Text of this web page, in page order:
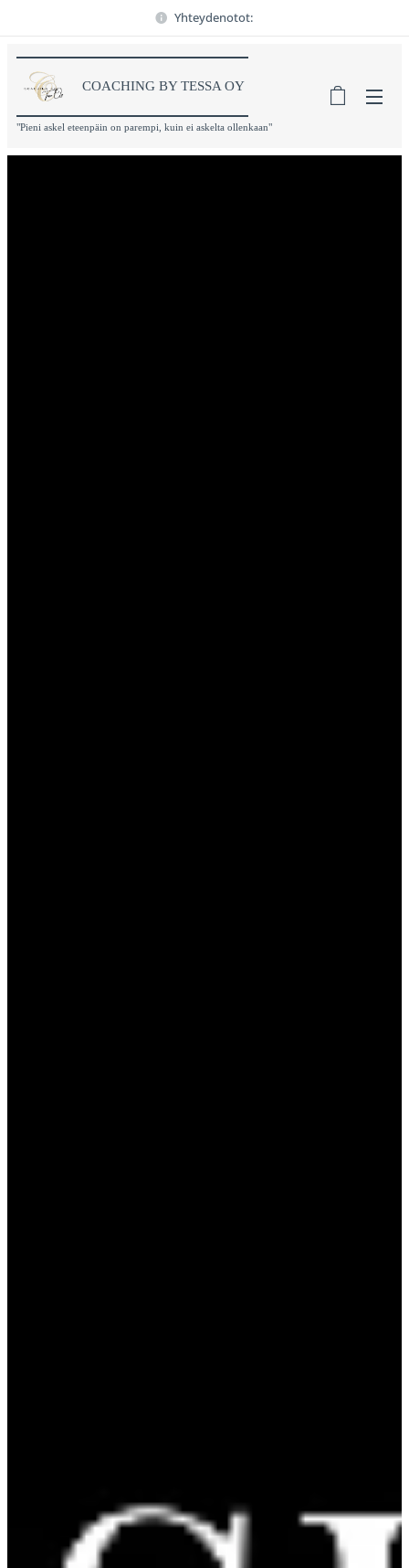
Yhteydenotot:
COACHING BY TESSA OY
"Pieni askel eteenpäin on parempi, kuin ei askelta ollenkaan"